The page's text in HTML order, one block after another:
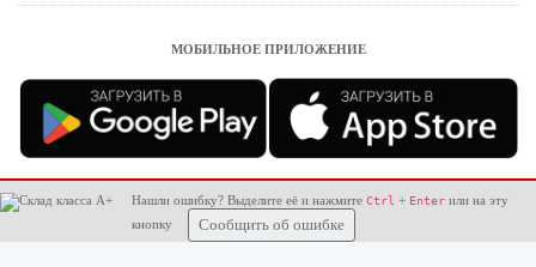
МОБИЛЬНОЕ ПРИЛОЖЕНИЕ
Нашли ошибку? Выделите её и нажмите Ctrl + Enter или на эту
кнопку
Сообщить об ошибке